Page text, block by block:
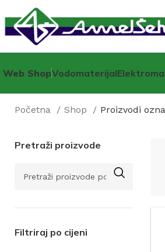
Web ShopVodomaterijal
Početna Shop Proizvodi
Pretraži proizvode
Filtriraj po cijeni